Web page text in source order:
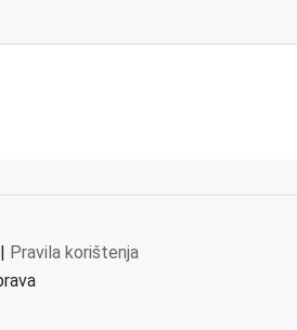
Pravila korištenja